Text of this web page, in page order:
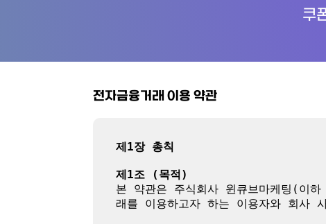
쿠
전자금융거래 이용 약관
제1장 총칙
제1조 (목적)
본 약관은 주식회사 윈큐브마케팅(이
래를 이용하고자 하는 이용자와 회사